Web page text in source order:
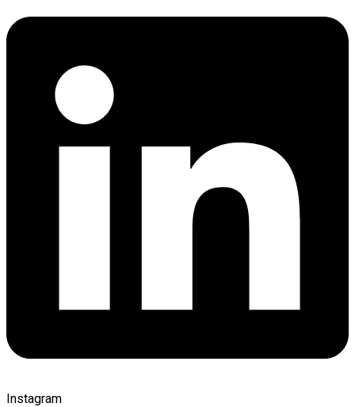
Instagram